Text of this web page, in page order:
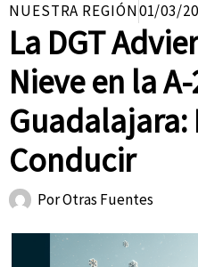
NUESTRA REGIÓN01/03/
La DGT
Nieve en la
Conducir
PorOtras Fuentes